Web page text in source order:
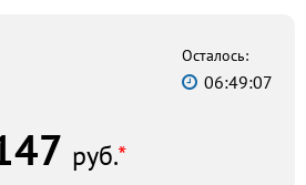
49, ул. Бирюзова, 3
Осталось:
06:49:06
руб.*